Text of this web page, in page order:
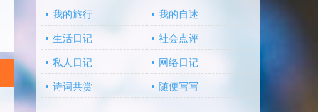
我的旅行 我的自述
生活日记 社会点评
私人日记 网络日记
诗词共赏 随便写写